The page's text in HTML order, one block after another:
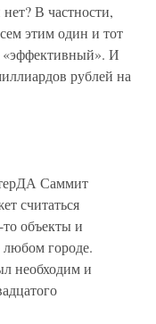
В частности,
этим один и тот
«эффективный». И
рублей на
Саммит
считаться
объекты и
любом городе.
необходим и